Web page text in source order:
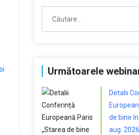
după:
Următoarele
Detalii
de bine
aug. 2026